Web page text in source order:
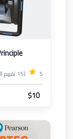
5 (15 تقييم الدورة)
$10